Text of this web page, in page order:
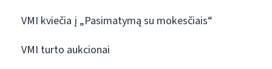
VMI kviečia į „Pasimatymą su mokesčiais“
VMI turto aukcionai